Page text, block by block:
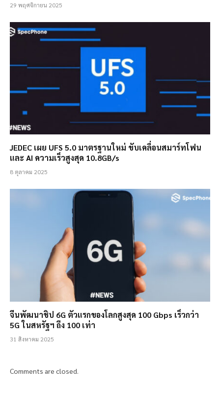
29 พฤศจิกายน 2025
JEDEC เผย UFS 5.0 มาตรฐานใหม่ ขับเคลื่อนสมาร์ทโฟน
และ AI ความเร็วสูงสุด 10.8GB/s
8 ตุลาคม 2025
จีนพัฒนาชิป 6G ตัวแรกของโลกสูงสุด 100 Gbps เร็วกว่า
5G ในสหรัฐฯ ถึง 100 เท่า
31 สิงหาคม 2025
Comments are closed.